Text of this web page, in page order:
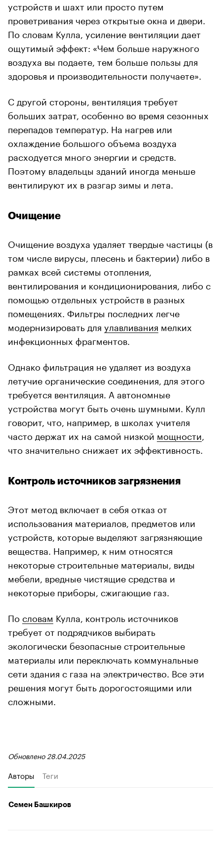
устройств и шахт или просто путем
проветривания через открытые окна и двери.
По словам Кулла, усиление вентиляции дает
ощутимый эффект: «Чем больше наружного
воздуха вы подаете, тем больше пользы для
здоровья и производительности получаете».
С другой стороны, вентиляция требует
больших затрат, особенно во время сезонных
перепадов температур. На нагрев или
охлаждение большого объема воздуха
расходуется много энергии и средств.
Поэтому владельцы зданий иногда меньше
вентилируют их в разгар зимы и лета.
Очищение
Очищение воздуха удаляет твердые частицы (в
том числе вирусы, плесень и бактерии) либо в
рамках всей системы отопления,
вентилирования и кондиционирования, либо с
помощью отдельных устройств в разных
помещениях. Фильтры последних легче
модернизировать для улавливания мелких
инфекционных фрагментов.
Однако фильтрация не удаляет из воздуха
летучие органические соединения, для этого
требуется вентиляция. А автономные
устройства могут быть очень шумными. Кулл
говорит, что, например, в школах учителя
часто держат их на самой низкой мощности
что значительно снижает их эффективность.
Контроль источников загрязнения
Этот метод включает в себя отказ от
использования материалов, предметов или
устройств, которые выделяют загрязняющие
вещества. Например, к ним относятся
некоторые строительные материалы, виды
мебели, вредные чистящие средства и
некоторые приборы, сжигающие газ.
По словам Кулла, контроль источников
требует от подрядчиков выбирать
экологически безопасные строительные
материалы или переключать коммунальные
сети здания с газа на электричество. Все эти
решения могут быть дорогостоящими или
сложными.
Обновлено 28.04.2025
Авторы Теги
Семен Башкиров